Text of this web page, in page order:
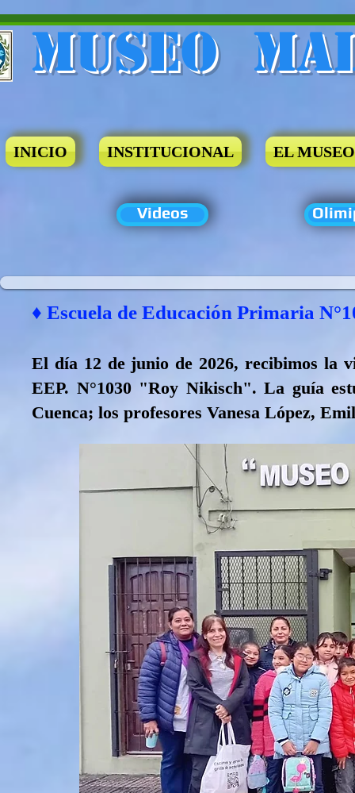
Museo​
INICIO INSTITUCIONAL EL MUSEO
Videos
♦ Escuela de Educación Primaria
El día 12 de junio de 2026, recibimos la
EEP. N°1030 "Roy Nikisch". La guía
Cuenca; los profesores Vanesa López,